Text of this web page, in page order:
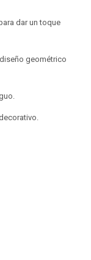
dar un toque
geométrico